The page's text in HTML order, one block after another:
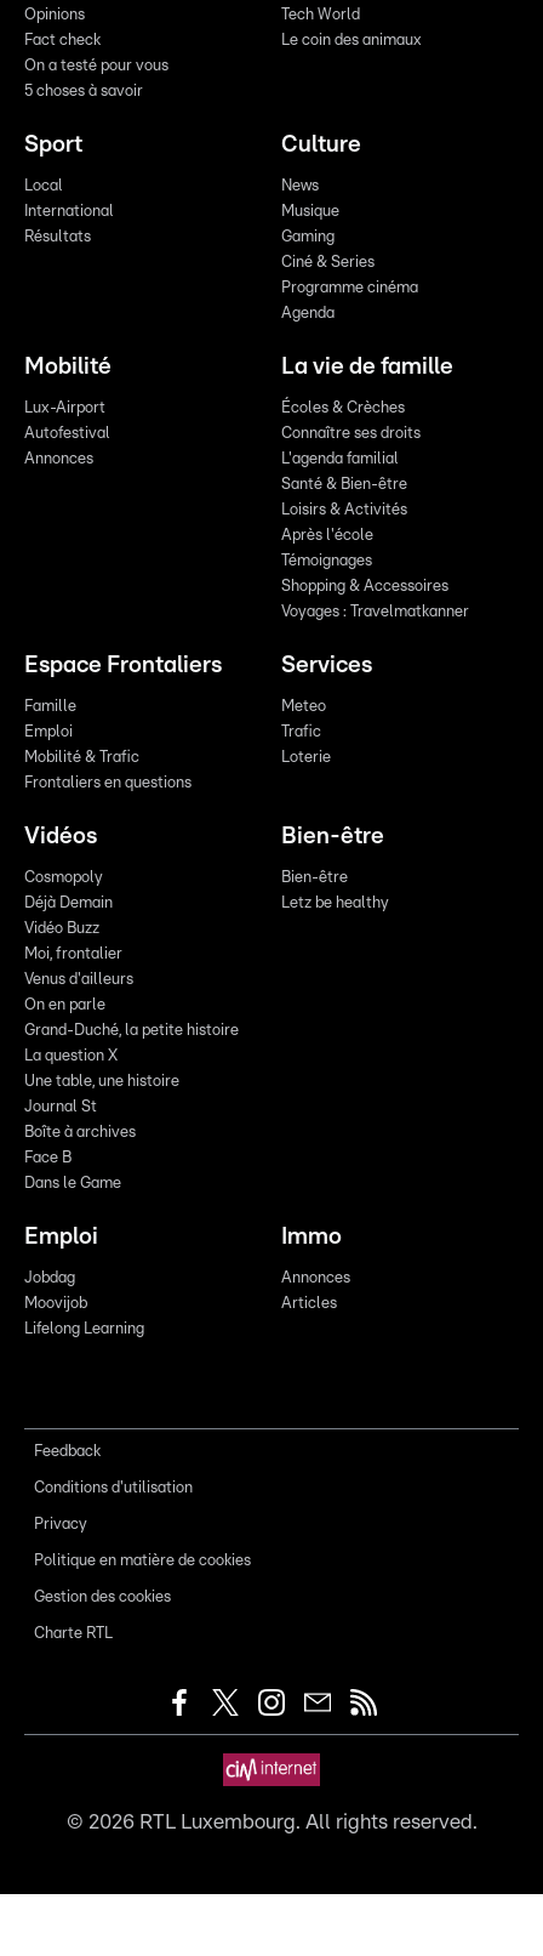
Opinions
Fact check
On a testé pour vous
5 choses à savoir
Tech World
Le coin des animaux
Sport
Local
International
Résultats
Culture
News
Musique
Gaming
Ciné & Series
Programme cinéma
Agenda
Mobilité
Lux-Airport
Autofestival
Annonces
La vie de famille
Écoles & Crèches
Connaître ses droits
L'agenda familial
Santé & Bien-être
Loisirs & Activités
Après l'école
Témoignages
Shopping & Accessoires
Voyages : Travelmatkanner
Espace Frontaliers
Famille
Emploi
Mobilité & Trafic
Frontaliers en questions
Services
Meteo
Trafic
Loterie
Vidéos
Cosmopoly
Déjà Demain
Vidéo Buzz
Moi, frontalier
Venus d'ailleurs
On en parle
Grand-Duché, la petite histoire
La question X
Une table, une histoire
Journal St
Boîte à archives
Face B
Dans le Game
Bien-être
Bien-être
Letz be healthy
Emploi
Jobdag
Moovijob
Lifelong Learning
Immo
Annonces
Articles
Feedback
Conditions d'utilisation
Privacy
Politique en matière de cookies
Gestion des cookies
Charte RTL
© 2026RTL Luxembourg. All rights reserved.